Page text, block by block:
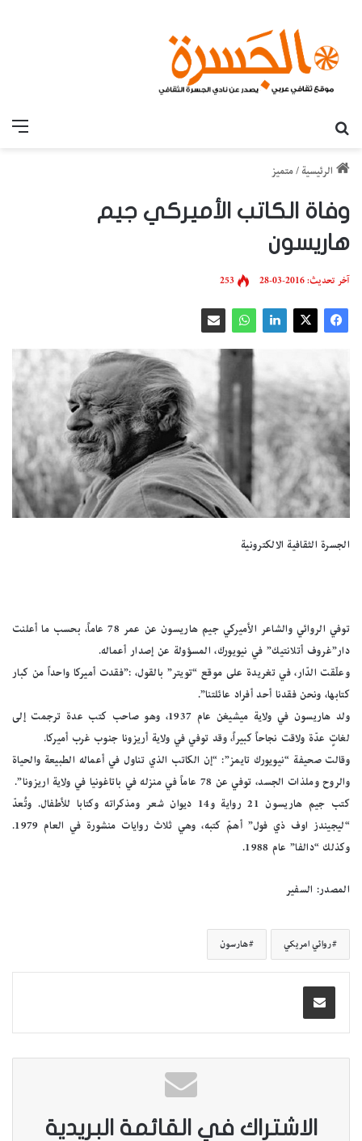
الرئيسية /متميز
وفاة الكاتب الأميركي جيم
هاريسون
آخر تحديث: 2016-03-28 253
الجسرة الثقافية الالكترونية
توفي الروائي والشاعر الأميركي جيم هاريسون عن عمر 78 عاماً، بحسب ما أعلنت
دار”غروف أتلانتيك” في نيويورك، المسؤولة عن إصدار أعماله.
وعلّقت الدّار، في تغريدة على موقع “تويتر” بالقول، :”فقدت أميركا واحداً من كبار
كتابها، ونحن فقدنا أحد أفراد عائلتنا”.
ولد هاريسون في ولاية ميشيغن عام 1937، وهو صاحب كتب عدة ترجمت إلى
لغاتٍ عدّة ولاقت نجاحاً كبيراً، وقد توفي في ولاية أريزونا جنوب غرب أميركا.
وقالت صحيفة “نيويورك تايمز”: “إن الكاتب الذي تناول في أعماله الطبيعة والحياة
والروح وملذات الجسد، توفي عن 78 عاماً في منزله في باتاغونيا في ولاية اريزونا”.
كتب جيم هاريسون 21 رواية و14 ديوان شعر ومذكراته وكتابا للأطفال. وتُعدّ
“ليجيندز اوف ذي فول” أهمّ كتبه، وهي ثلاث روايات منشورة في العام 1979.
وكذلك “دالفا” عام 1988.
المصدر: السفير
روائي امريكي هارسون
الاشتراك في القائمة البريدية